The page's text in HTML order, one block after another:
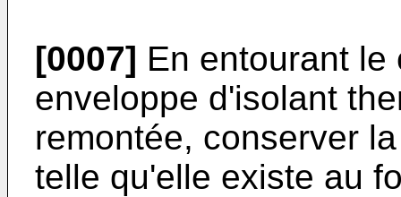
[0007] En entourant
enveloppe d'isolant
remontée, conserver
telle qu'elle existe au